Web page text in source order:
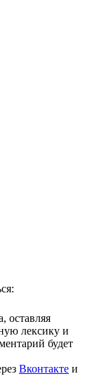
оставляя
лексику и
будет
Вконтакте и